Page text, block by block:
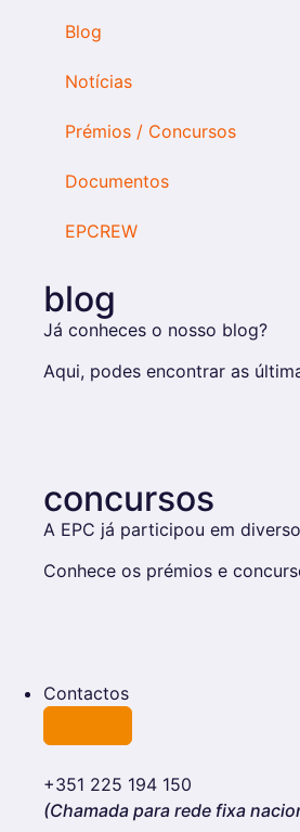
Blog
Notícias
Prémios / Concursos
Documentos
EPCREW
blog
Já conheces o nosso blog?
Aqui, podes encontrar as
concursos
A EPC já participou em
Conhece os prémios e
Contactos
+351 225 194 150
(Chamada para rede fixa